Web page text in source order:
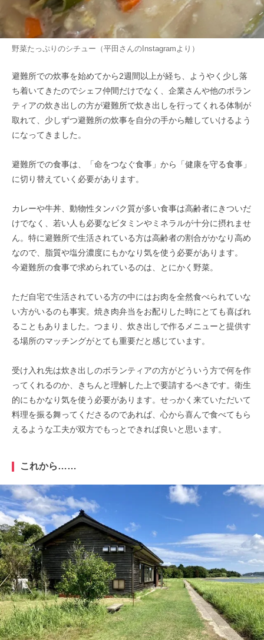
野菜たっぷりのシチュー（平田さんのInstagramより）
避難所での炊事を始めてから2週間以上が経ち、ようやく少し落
ち着いてきたのでシェフ仲間だけでなく、企業さんや他のボラン
ティアの炊き出しの方が避難所で炊き出しを行ってくれる体制が
取れて、少しずつ避難所の炊事を自分の手から離していけるよう
になってきました。
避難所での食事は、「命をつなぐ食事」から「健康を守る食事」
に切り替えていく必要があります。
カレーや牛丼、動物性タンパク質が多い食事は高齢者にきついだ
けでなく、若い人も必要なビタミンやミネラルが十分に摂れませ
ん。特に避難所で生活されている方は高齢者の割合がかなり高め
なので、脂質や塩分濃度にもかなり気を使う必要があります。
今避難所の食事で求められているのは、とにかく野菜。
ただ自宅で生活されている方の中にはお肉を全然食べられていな
い方がいるのも事実。焼き肉弁当をお配りした時にとても喜ばれ
ることもありました。つまり、炊き出しで作るメニューと提供す
る場所のマッチングがとても重要だと感じています。
受け入れ先は炊き出しのボランティアの方がどういう方で何を作
ってくれるのか、きちんと理解した上で要請するべきです。衛生
的にもかなり気を使う必要があります。せっかく来ていただいて
料理を振る舞ってくださるのであれば、心から喜んで食べてもら
えるような工夫が双方でもっとできれば良いと思います。
これから……